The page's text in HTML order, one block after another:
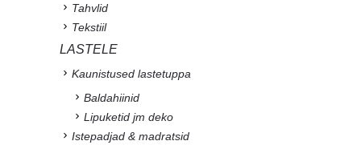
Tahvlid
Tekstiil
LASTELE
Kaunistused lastetuppa
Baldahiinid
Lipuketid jm deko
Istepadjad & madratsid